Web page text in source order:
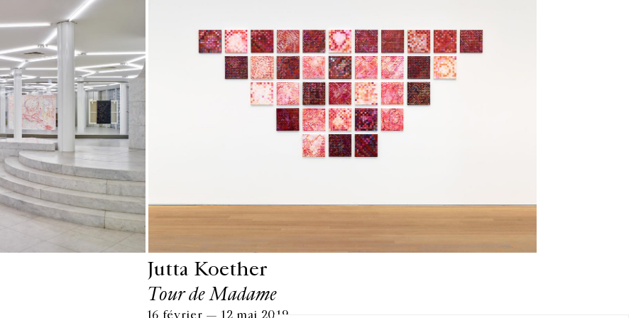
Jutta Koether
Tour de Madame
16 février — 12 mai 2019